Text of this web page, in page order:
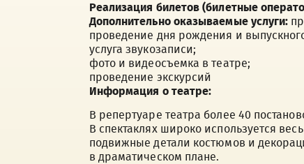
Реализация билетов (билетные
Дополнительно оказываемые услуги:
проведение дня рождения и
услуга звукозаписи;
фото и видеосъемка в театре;
проведение экскурсий
Информация о театре:
В репертуаре театра более 40
В спектаклях широко используется
подвижные детали костюмов и
в драматическом плане.